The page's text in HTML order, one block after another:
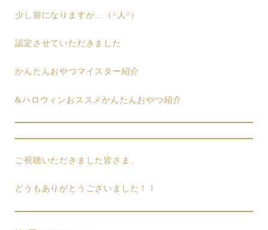
少し前になりますが…（^人^）
認定させていただきました
かんたんおやつマイスター紹介
&ハロウィンおススメかんたんおやつ紹介
ご視聴いただきました皆さま、
どうもありがとうございました！！